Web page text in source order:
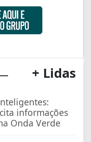
+ Lidas
informações
Onda Verde